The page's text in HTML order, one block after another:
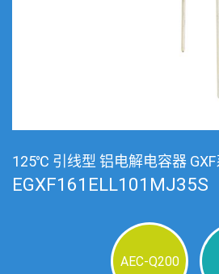
125℃ 引线型 铝电解电容器 GXF
EGXF161ELL101MJ35S
AEC-Q200